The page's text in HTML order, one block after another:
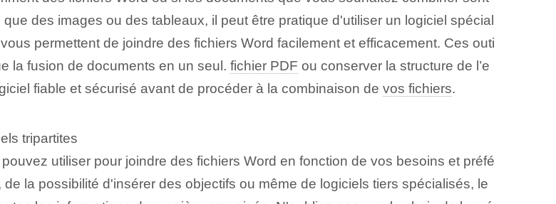
des images ou des tableaux, il peut être pratique d'utiliser un logiciel spécial
permettent de joindre des fichiers Word facilement et efficacement. Ces⁤ outi
la fusion de documents en un seul. fichier PDF ou conserver la structure de l’e
fiable et sécurisé avant de procéder à la combinaison de vos fichiers.
tripartites
utiliser pour joindre des fichiers Word en fonction de vos besoins et préfé
la possibilité d'insérer des objectifs ou même de logiciels tiers spécialisés, le